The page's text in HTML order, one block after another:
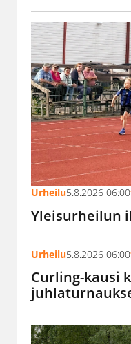
Urheilu5.8.2026 06:00
Yleisurheilun
Urheilu5.8.2026 06:00
Curling-kausi